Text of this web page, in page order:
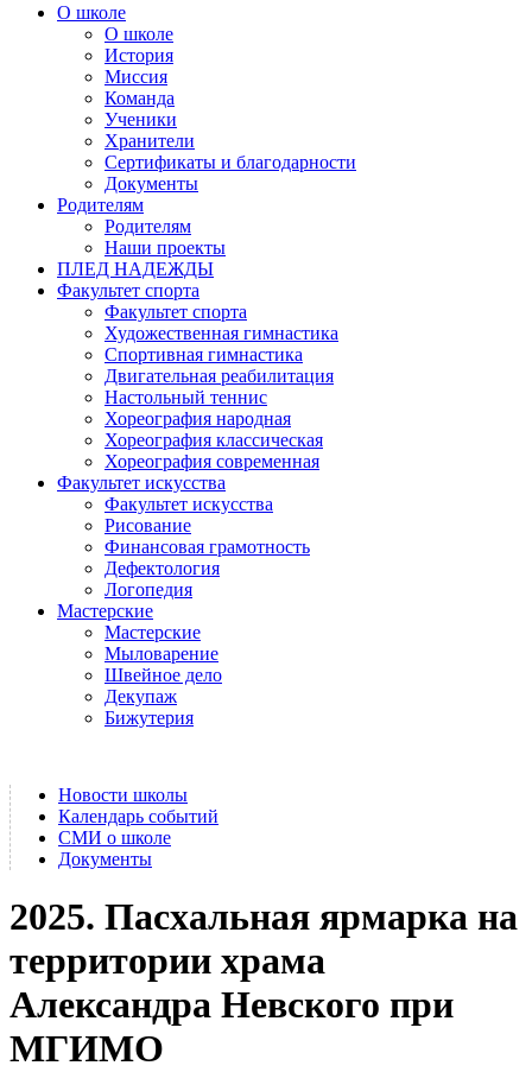
О школе
О школе
История
Миссия
Команда
Ученики
Хранители
Сертификаты и благодарности
Документы
Родителям
Родителям
Наши проекты
ПЛЕД НАДЕЖДЫ
Факультет спорта
Факультет спорта
Художественная гимнастика
Спортивная гимнастика
Двигательная реабилитация
Настольный теннис
Хореография народная
Хореография классическая
Хореография современная
Факультет искусства
Факультет искусства
Рисование
Финансовая грамотность
Дефектология
Логопедия
Мастерские
Мастерские
Мыловарение
Швейное дело
Декупаж
Бижутерия
Новости школы
Календарь событий
СМИ о школе
Документы
2025. Пасхальная ярмарка на
территории храма
Александра Невского при
МГИМО